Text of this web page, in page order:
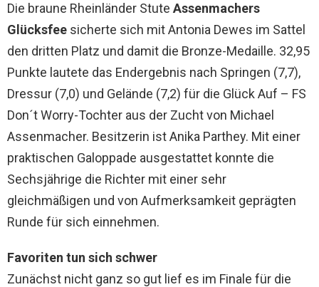
Die braune Rheinländer Stute Assenmachers
Glücksfee sicherte sich mit Antonia Dewes im Sattel
den dritten Platz und damit die Bronze-Medaille. 32,95
Punkte lautete das Endergebnis nach Springen (7,7),
Dressur (7,0) und Gelände (7,2) für die Glück Auf – FS
Don´t Worry-Tochter aus der Zucht von Michael
Assenmacher. Besitzerin ist Anika Parthey. Mit einer
praktischen Galoppade ausgestattet konnte die
Sechsjährige die Richter mit einer sehr
gleichmäßigen und von Aufmerksamkeit geprägten
Runde für sich einnehmen.
Favoriten tun sich schwer
Zunächst nicht ganz so gut lief es im Finale für die